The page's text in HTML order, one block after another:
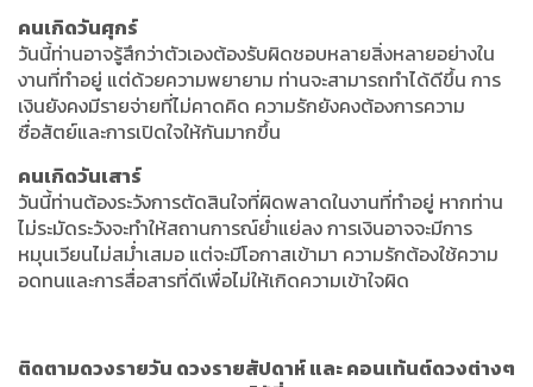
คนเกิดวันศุกร์
วันนี้ท่านอาจรู้สึกว่าตัวเองต้องรับผิดชอบหลายสิ่งหลายอย่างใน
งานที่ทำอยู่ แต่ด้วยความพยายาม ท่านจะสามารถทำได้ดีขึ้น การ
เงินยังคงมีรายจ่ายที่ไม่คาดคิด ความรักยังคงต้องการความ
ซื่อสัตย์และการเปิดใจให้กันมากขึ้น
คนเกิดวันเสาร์
วันนี้ท่านต้องระวังการตัดสินใจที่ผิดพลาดในงานที่ทำอยู่ หากท่าน
ไม่ระมัดระวังจะทำให้สถานการณ์ย่ำแย่ลง การเงินอาจจะมีการ
หมุนเวียนไม่สม่ำเสมอ แต่จะมีโอกาสเข้ามา ความรักต้องใช้ความ
อดทนและการสื่อสารที่ดีเพื่อไม่ให้เกิดความเข้าใจผิด
ติดตามดวงรายวัน ดวงรายสัปดาห์ และ คอนเท้นต์ดวงต่างๆ